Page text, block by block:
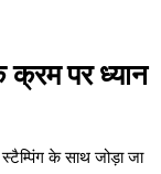
क्रम पर ध्यान
के साथ जोड़ा जा